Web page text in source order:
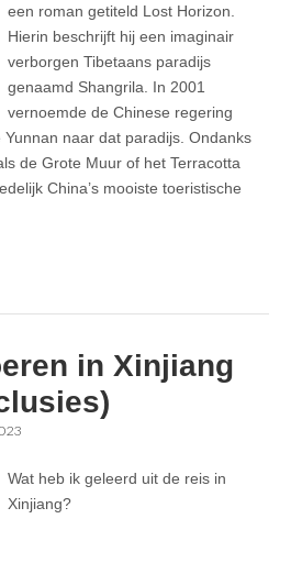
een roman getiteld Lost Horizon.
Hierin beschrijft hij een imaginair
verborgen Tibetaans paradijs
genaamd Shangrila. In 2001
vernoemde de Chinese regering
naar dat paradijs. Ondanks
de Grote Muur of het Terracotta
China’s mooiste toeristische
in Xinjiang
Wat heb ik geleerd uit de reis in
Xinjiang?